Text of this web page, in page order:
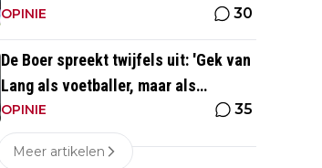
goede verdediger is'
OPINIE 30
De Boer spreekt twijfels uit: 'Gek van
Lang als voetballer, maar als
persoonlijkheid niet'
OPINIE 35
Meer artikelen